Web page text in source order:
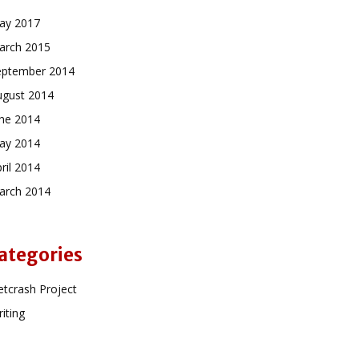
2017
2015
2014
2014
2014
2014
2014
2014
Project